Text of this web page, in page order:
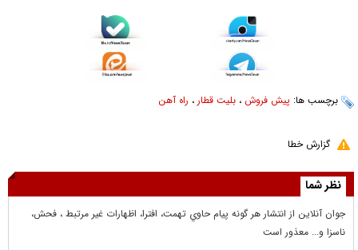
برچسب ها: پیش فروش ، بلیت قطار‌ ، راه آهن
گزارش خطا
نظر شما
جوان آنلاين از انتشار هر گونه پيام حاوي تهمت، افترا، اظهارات غير مرتبط ، فحش،
ناسزا و... معذور است